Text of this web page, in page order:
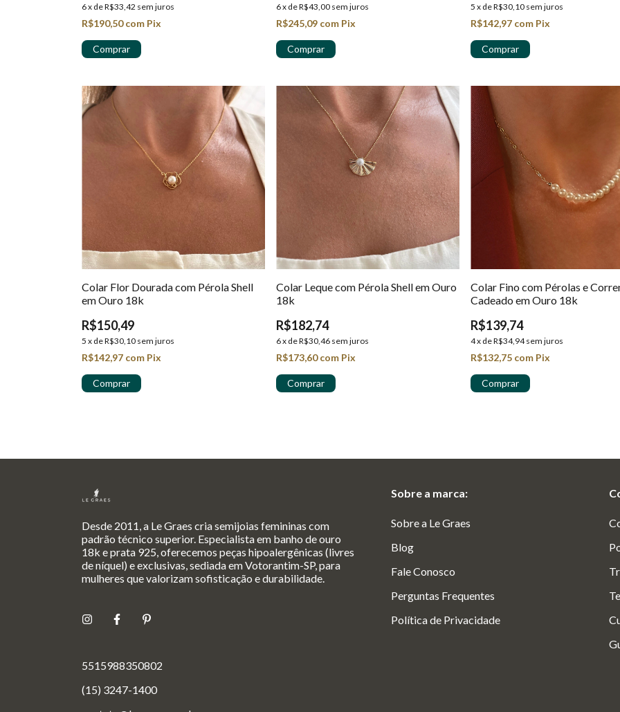
6x deR$33,42 sem juros
R$190,50com Pix
6x deR$43,00 sem juros
R$245,09 com Pix
5 x deR$30,10 sem juros
R$142,97 com Pix
Colar Flor Dourada com Pérola Shell
em Ouro 18k
R$150,49
5 x deR$30,10 sem juros
R$142,97 com Pix
Colar Leque com Pérola Shell em Ouro
18k
R$182,74
6x deR$30,46 sem juros
R$173,60com Pix
Colar Fino com Pérolas e
Cadeado em Ouro 18k
R$139,74
4x deR$34,94 sem juros
R$132,75 com Pix
Desde 2011, a Le Graes cria semijoias femininas com
padrão técnico superior. Especialista em banho de ouro
18k e prata 925, oferecemos peças hipoalergênicas (livres
de níquel) e exclusivas, sediada em Votorantim-SP, para
mulheres que valorizam sofisticação e durabilidade.
5515988350802
(15) 3247-1400
Sobre a marca:
Sobre a Le Graes
Blog
Fale Conosco
Perguntas Frequentes
Política de Privacidade